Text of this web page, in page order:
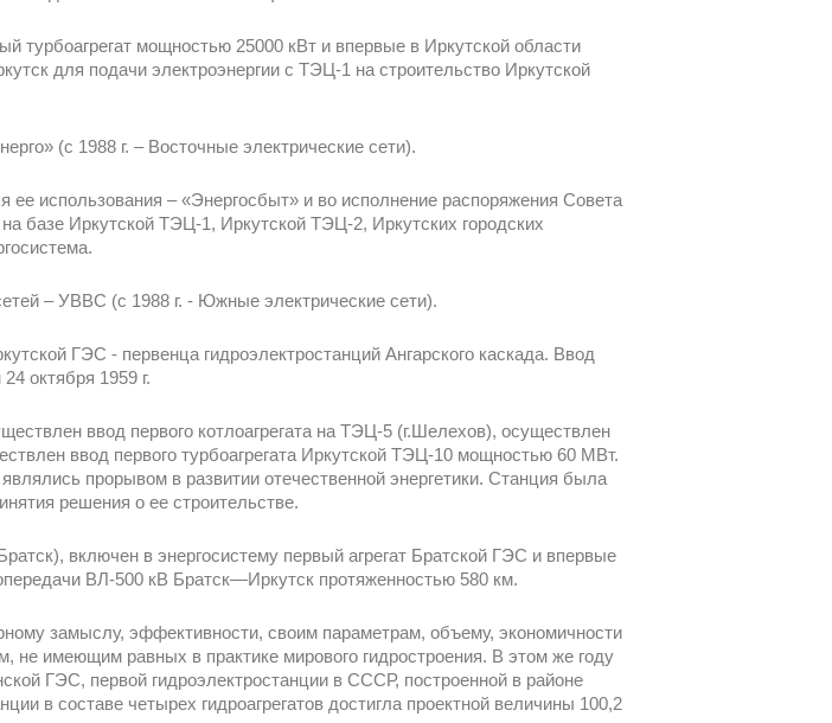
турбоагрегат мощностью 25000 кВт и впервые в Иркутской области
для подачи электроэнергии с ТЭЦ-1 на строительство Иркутской
(с 1988 г. – Восточные электрические сети).
ее использования – «Энергосбыт» и во исполнение распоряжения Совета
базе Иркутской ТЭЦ-1, Иркутской ТЭЦ-2, Иркутских городских
– УВВС (с 1988 г. - Южные электрические сети).
ГЭС - первенца гидроэлектростанций Ангарского каскада. Ввод
октября 1959 г.
ввод первого котлоагрегата на ТЭЦ-5 (г.Шелехов), осуществлен
ввод первого турбоагрегата Иркутской ТЭЦ-10 мощностью 60 МВт.
прорывом в развитии отечественной энергетики. Станция была
решения о ее строительстве.
включен в энергосистему первый агрегат Братской ГЭС и впервые
ВЛ-500 кВ Братск—Иркутск протяженностью 580 км.
замыслу, эффективности, своим параметрам, объему, экономичности
имеющим равных в практике мирового гидростроения. В этом же году
ГЭС, первой гидроэлектростанции в СССР, построенной в районе
в составе четырех гидроагрегатов достигла проектной величины 100,2